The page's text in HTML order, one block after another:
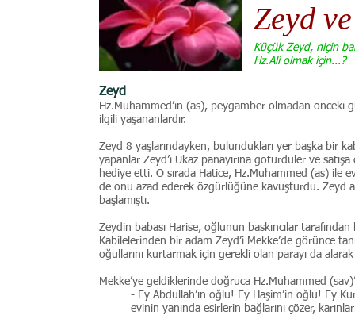
Zeyd
Hz.Muhammed’in (as), peygamber olmadan önceki
ilgili yaşananlardır.
Zeyd 8 yaşlarındayken, bulundukları yer başka bir
yapanlar Zeyd’i Ukaz panayırına götürdüler ve
hediye etti. O sırada Hatice, Hz.Muhammed (as) ile
de onu azad ederek özgürlüğüne kavuşturdu. Zeyd
başlamıştı.
Zeydin babası Harise, oğlunun baskıncılar
Kabilelerinden bir adam Zeyd’i Mekke’de görünce
oğullarını kurtarmak için gerekli olan parayı da alarak
Mekke’ye geldiklerinde doğruca Hz.Muhammed
- Ey Abdullah’ın oğlu! Ey Haşim’in oğlu! Ey
evinin yanında esirlerin bağlarını çözer,
Zeyd
Küçük Zeyd, niçin
Hz.Ali olmak için...?